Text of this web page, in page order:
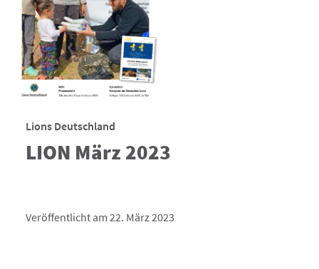
Lions Deutschland
LION März 2023
Veröffentlicht am 22. März 2023